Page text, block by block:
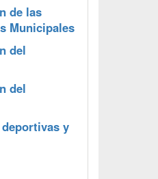
de las
Municipales
del
del
y